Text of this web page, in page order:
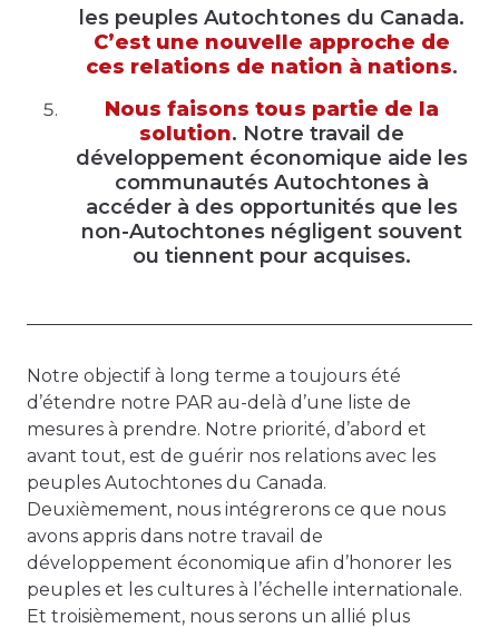
les peuples Autochtones du Canada.
C’est une nouvelle approche de
ces relations de nation à nations.
Nous faisons tous partie de la
solution. Notre travail de
développement économique aide les
communautés Autochtones à
accéder à des opportunités que les
non-Autochtones négligent souvent
ou tiennent pour acquises.
Notre objectif à long terme a toujours été
d’étendre notre PAR au-delà d’une liste de
mesures à prendre. Notre priorité, d’abord et
avant tout, est de guérir nos relations avec les
peuples Autochtones du Canada.
Deuxièmement, nous intégrerons ce que nous
avons appris dans notre travail de
développement économique afin d’honorer les
peuples et les cultures à l’échelle internationale.
Et troisièmement, nous serons un allié plus